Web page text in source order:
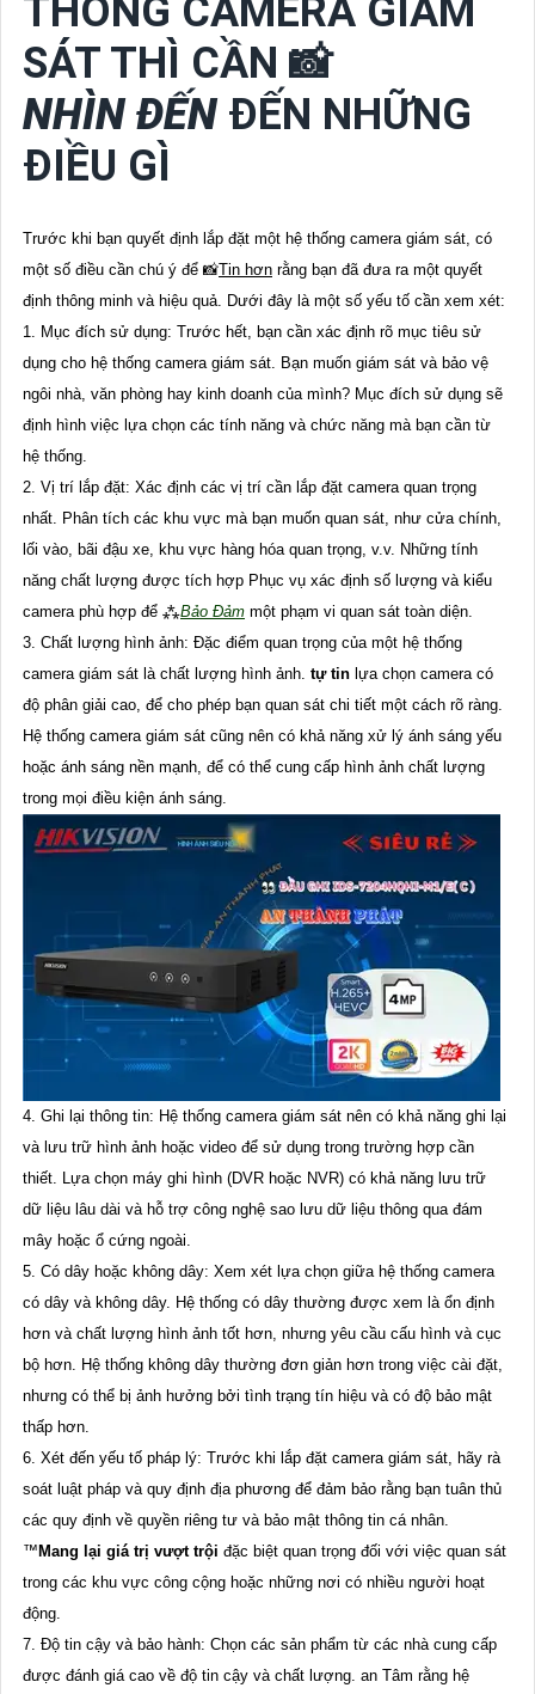
THỐNG CAMERA GIÁM
SÁT THÌ CẦN 📸
NHÌN ĐẾNĐẾN NHỮNG
ĐIỀU GÌ
Trước khi bạn quyết định lắp đặt một hệ thống camera giám sát, có
một số điều cần chú ý để 📸Tin hơn rằng bạn đã đưa ra một quyết
định thông minh và hiệu quả. Dưới đây là một số yếu tố cần xem xét:
1. Mục đích sử dụng: Trước hết, bạn cần xác định rõ mục tiêu sử
dụng cho hệ thống camera giám sát. Bạn muốn giám sát và bảo vệ
ngôi nhà, văn phòng hay kinh doanh của mình? Mục đích sử dụng sẽ
định hình việc lựa chọn các tính năng và chức năng mà bạn cần từ
hệ thống.
2. Vị trí lắp đặt: Xác định các vị trí cần lắp đặt camera quan trọng
nhất. Phân tích các khu vực mà bạn muốn quan sát, như cửa chính,
lối vào, bãi đậu xe, khu vực hàng hóa quan trọng, v.v. Những tính
năng chất lượng được tích hợp Phục vụ xác định số lượng và kiểu
camera phù hợp để ⁂Bảo Đảm một phạm vi quan sát toàn diện.
3. Chất lượng hình ảnh: Đặc điểm quan trọng của một hệ thống
camera giám sát là chất lượng hình ảnh. tự tin lựa chọn camera có
độ phân giải cao, để cho phép bạn quan sát chi tiết một cách rõ ràng.
Hệ thống camera giám sát cũng nên có khả năng xử lý ánh sáng yếu
hoặc ánh sáng nền mạnh, để có thể cung cấp hình ảnh chất lượng
trong mọi điều kiện ánh sáng.
4. Ghi lại thông tin: Hệ thống camera giám sát nên có khả năng ghi lại
và lưu trữ hình ảnh hoặc video để sử dụng trong trường hợp cần
thiết. Lựa chọn máy ghi hình (DVR hoặc NVR) có khả năng lưu trữ
dữ liệu lâu dài và hỗ trợ công nghệ sao lưu dữ liệu thông qua đám
mây hoặc ổ cứng ngoài.
5. Có dây hoặc không dây: Xem xét lựa chọn giữa hệ thống camera
có dây và không dây. Hệ thống có dây thường được xem là ổn định
hơn và chất lượng hình ảnh tốt hơn, nhưng yêu cầu cấu hình và cục
bộ hơn. Hệ thống không dây thường đơn giản hơn trong việc cài đặt,
nhưng có thể bị ảnh hưởng bởi tình trạng tín hiệu và có độ bảo mật
thấp hơn.
6. Xét đến yếu tố pháp lý: Trước khi lắp đặt camera giám sát, hãy rà
soát luật pháp và quy định địa phương để đảm bảo rằng bạn tuân thủ
các quy định về quyền riêng tư và bảo mật thông tin cá nhân.
™️Mang lại giá trị vượt trội đặc biệt quan trọng đối với việc quan sát
trong các khu vực công cộng hoặc những nơi có nhiều người hoạt
động.
7. Độ tin cậy và bảo hành: Chọn các sản phẩm từ các nhà cung cấp
được đánh giá cao về độ tin cậy và chất lượng. an Tâm rằng hệ